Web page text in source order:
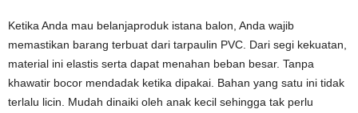
Ketika Anda mau belanjaproduk istana balon, Anda wajib
memastikan barang terbuat dari tarpaulin PVC. Dari segi kekuatan,
material ini elastis serta dapat menahan beban besar. Tanpa
khawatir bocor mendadak ketika dipakai. Bahan yang satu ini tidak
terlalu licin. Mudah dinaiki oleh anak kecil sehingga tak perlu